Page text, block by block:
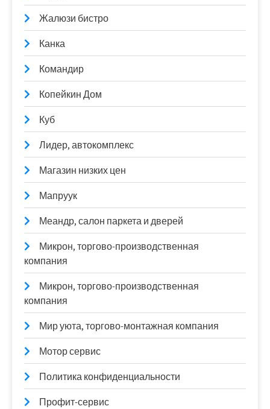
Жалюзи бистро
Канка
Командир
Копейкин Дом
Куб
Лидер, автокомплекс
Магазин низких цен
Мапруук
Меандр, салон паркета и дверей
Микрон, торгово-производственная
компания
Микрон, торгово-производственная
компания
Мир уюта, торгово-монтажная компания
Мотор сервис
Политика конфиденциальности
Профит-сервис